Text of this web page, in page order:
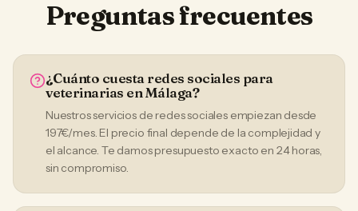
Preguntas frecuentes
¿Cuánto cuesta redes sociales para
veterinarias en Málaga?
Nuestros servicios de redes sociales empiezan desde
197€/mes. El precio final depende de la complejidad y
el alcance. Te damos presupuesto exacto en 24 horas,
sin compromiso.